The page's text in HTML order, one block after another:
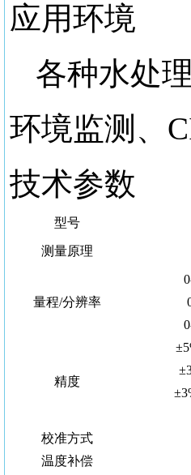
应用环境
各种水处
环境监测、
技术参数
型号
测量原理
量程/分辨率
精度
校准方式
温度补偿